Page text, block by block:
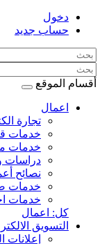
دخول
حساب جديد
أقسام الموقع
اعمال
تجارة
خدمات
خدمات
دراسات
نصائح
خدمات
خدمات
كل: اعمال
التسويق
إعلانات